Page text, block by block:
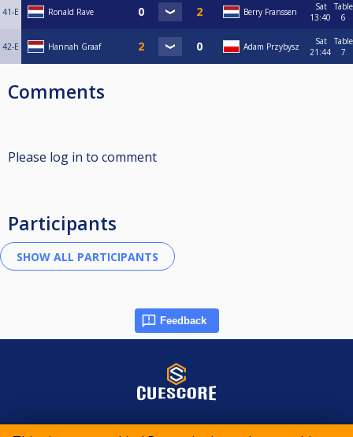
41-E Ronald Rave Berry Franssen
Sat
13:40
Table
6
42-E Hannah Graaf Adam Przybysz
Sat
21:44
Table
7
Comments
Please log in to comment
Participants
Feedback